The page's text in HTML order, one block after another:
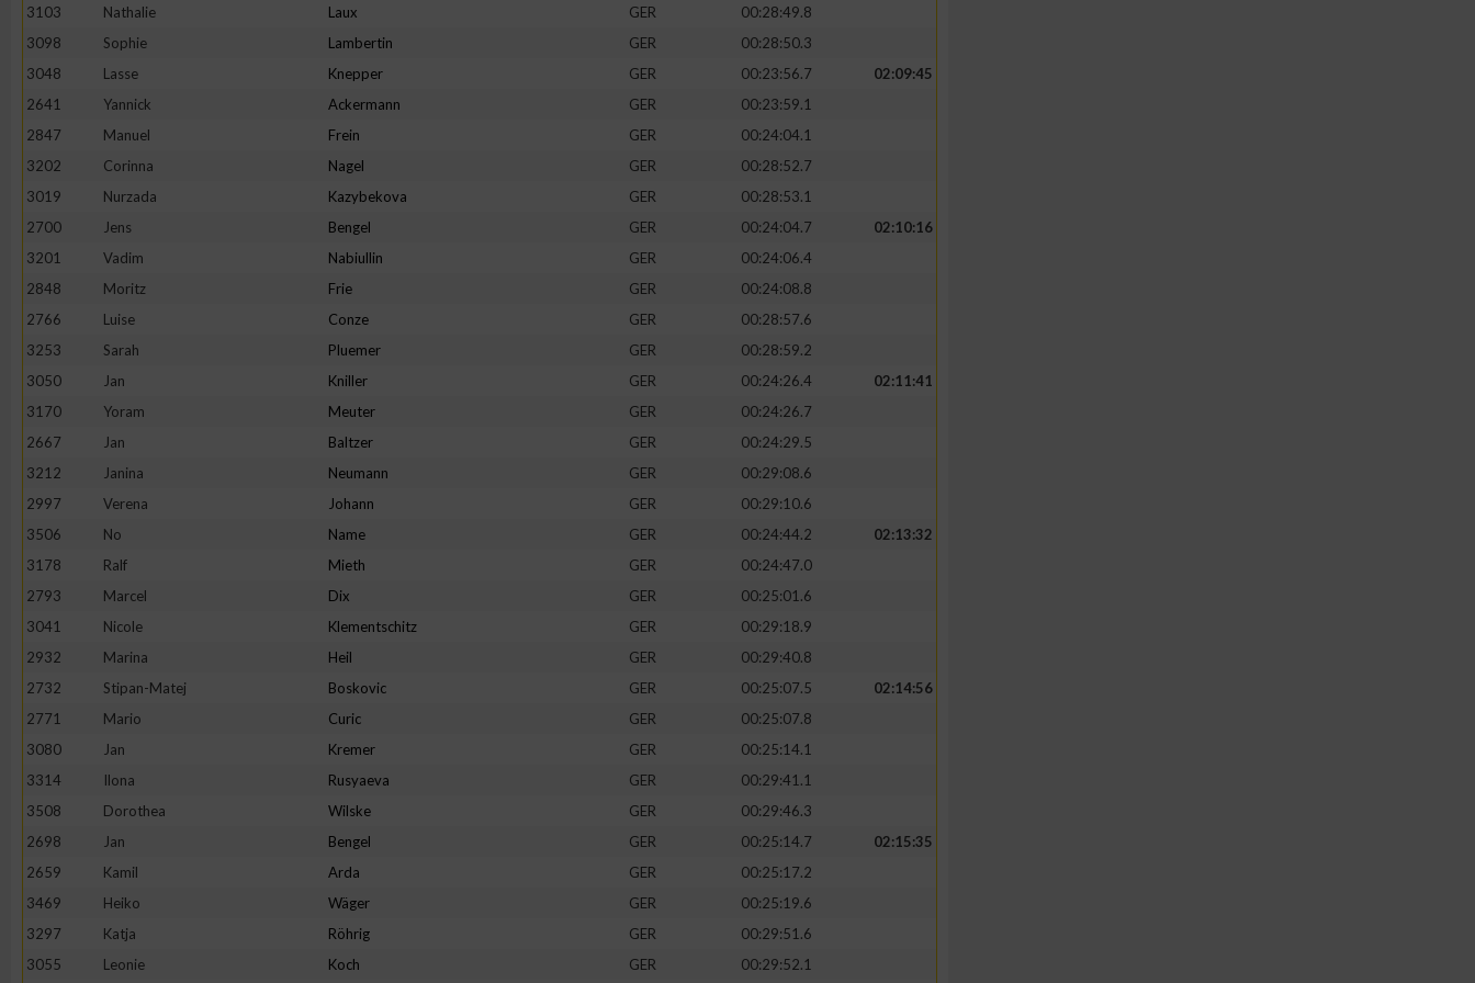
3103
Nathalie Laux GER
00:28:49.8
3098
Sophie Lambertin GER
00:28:50.3
3048
Lasse Knepper GER 00:23:56.7
02:09:45
2641
Yannick Ackermann GER
00:23:59.1
2847
Manuel Frein GER
00:24:04.1
3202
Corinna Nagel GER
00:28:52.7
3019
Nurzada Kazybekova GER
00:28:53.1
2700
Jens Bengel GER 00:24:04.7
02:10:16
3201
Vadim Nabiullin GER
00:24:06.4
2848
Moritz Frie GER
00:24:08.8
2766
Luise Conze GER
00:28:57.6
3253
Sarah Pluemer GER
00:28:59.2
3050
Jan Kniller GER 00:24:26.4
02:11:41
3170
Yoram Meuter GER
00:24:26.7
2667
Jan Baltzer GER
00:24:29.5
3212
Janina Neumann GER
00:29:08.6
2997
Verena Johann GER
00:29:10.6
3506
No Name GER 00:24:44.2
02:13:32
3178
Ralf Mieth GER
00:24:47.0
2793
Marcel Dix GER
00:25:01.6
3041
Nicole Klementschitz GER
00:29:18.9
2932
Marina Heil GER
00:29:40.8
2732
Stipan-Matej Boskovic GER 00:25:07.5
02:14:56
2771
Mario Curic GER
00:25:07.8
3080
Jan Kremer GER
00:25:14.1
3314
Ilona Rusyaeva GER
00:29:41.1
3508
Dorothea Wilske GER
00:29:46.3
2698
Jan Bengel GER 00:25:14.7
02:15:35
2659
Kamil Arda GER
00:25:17.2
3469
Heiko Wäger GER
00:25:19.6
3297
Katja Röhrig GER
00:29:51.6
3055
Leonie Koch GER 00:29:52.1
Erstellung von Profilen zur Personalisierung von Inhalten
Verwendung von Profilen zur Auswahl personalisierter Inhalte
verschiedenen Quellen
Entwicklung und Verbesserung der Angebote
Verwendung reduzierter Daten zur Auswahl von Inhalten
IAB-Besonderheiten:
Verwendung genauer Standortdaten
Nicht-IAB-Verarbeitungszwecke:
Performance
Funktional
Werbung